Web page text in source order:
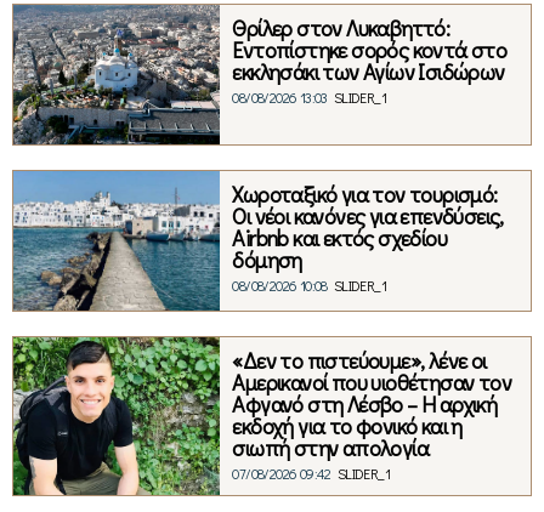
Θρίλερ στον Λυκαβηττό:
Εντοπίστηκε σορός κοντά στο
εκκλησάκι των Αγίων Ισιδώρων
08/08/2026 13:03 SLIDER_1
Χωροταξικό για τον τουρισμό:
Οι νέοι κανόνες για επενδύσεις,
Airbnb και εκτός σχεδίου
δόμηση
08/08/2026 10:08 SLIDER_1
«Δεν το πιστεύουμε», λένε οι
Αμερικανοί που υιοθέτησαν τον
Αφγανό στη Λέσβο – Η αρχική
εκδοχή για το φονικό και η
σιωπή στην απολογία
07/08/2026 09:42 SLIDER_1